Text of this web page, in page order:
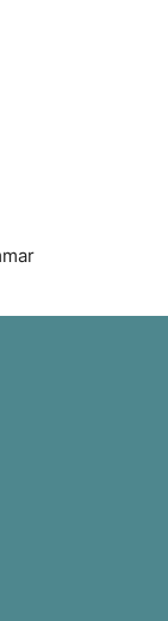
verktyg att själv